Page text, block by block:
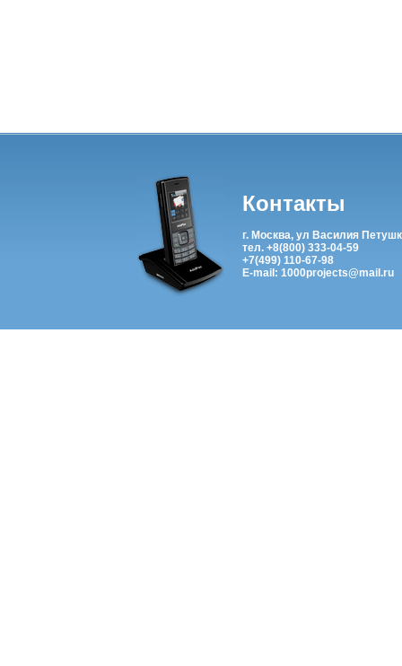
Контакты
г. Москва, ул Василия
тел. +8(800) 333-04-59
+7(499) 110-67-98
E-mail: 1000projects@mail.ru